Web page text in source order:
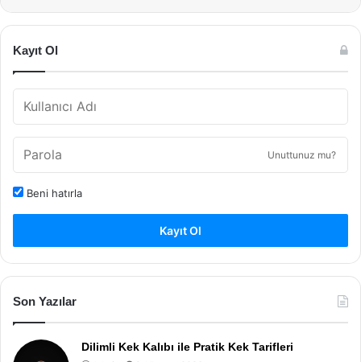
Kayıt Ol
Unuttunuz mu?
Beni hatırla
Kayıt Ol
Son Yazılar
Dilimli Kek Kalıbı ile Pratik Kek Tarifleri